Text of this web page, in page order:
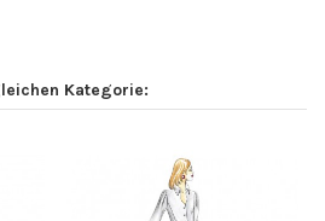
Kategorie: